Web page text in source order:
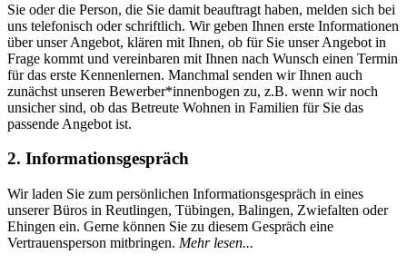
Sie oder die Person, die Sie damit beauftragt haben, melden sich bei
uns telefonisch oder schriftlich. Wir geben Ihnen erste Informationen
über unser Angebot, klären mit Ihnen, ob für Sie unser Angebot in
Frage kommt und vereinbaren mit Ihnen nach Wunsch einen Termin
für das erste Kennenlernen. Manchmal senden wir Ihnen auch
zunächst unseren Bewerber*innenbogen zu, z.B. wenn wir noch
unsicher sind, ob das Betreute Wohnen in Familien für Sie das
passende Angebot ist.
2. Informationsgespräch
Wir laden Sie zum persönlichen Informationsgespräch in eines
unserer Büros in Reutlingen, Tübingen, Balingen, Zwiefalten oder
Ehingen ein. Gerne können Sie zu diesem Gespräch eine
Vertrauensperson mitbringen. Mehr lesen...